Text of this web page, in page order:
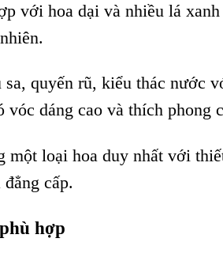
với hoa dại và nhiều lá
quyến rũ, kiểu thác nước
dáng cao và thích phong
một loại hoa duy nhất với
cấp.
hợp